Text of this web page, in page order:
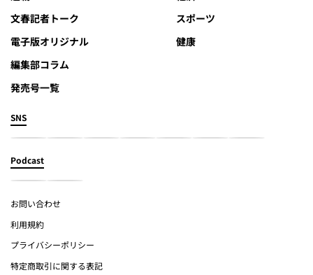
文春記者トーク
電子版オリジナル
編集部コラム
発売号一覧
スポーツ
健康
SNS
Podcast
お問い合わせ
利用規約
プライバシーポリシー
特定商取引に関する表記